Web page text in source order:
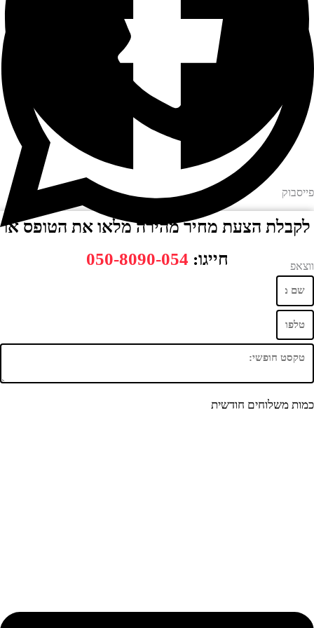
הצעת מחיר מהירה מלאו את הטופס או
חייגו:050-8090-054
חודשית